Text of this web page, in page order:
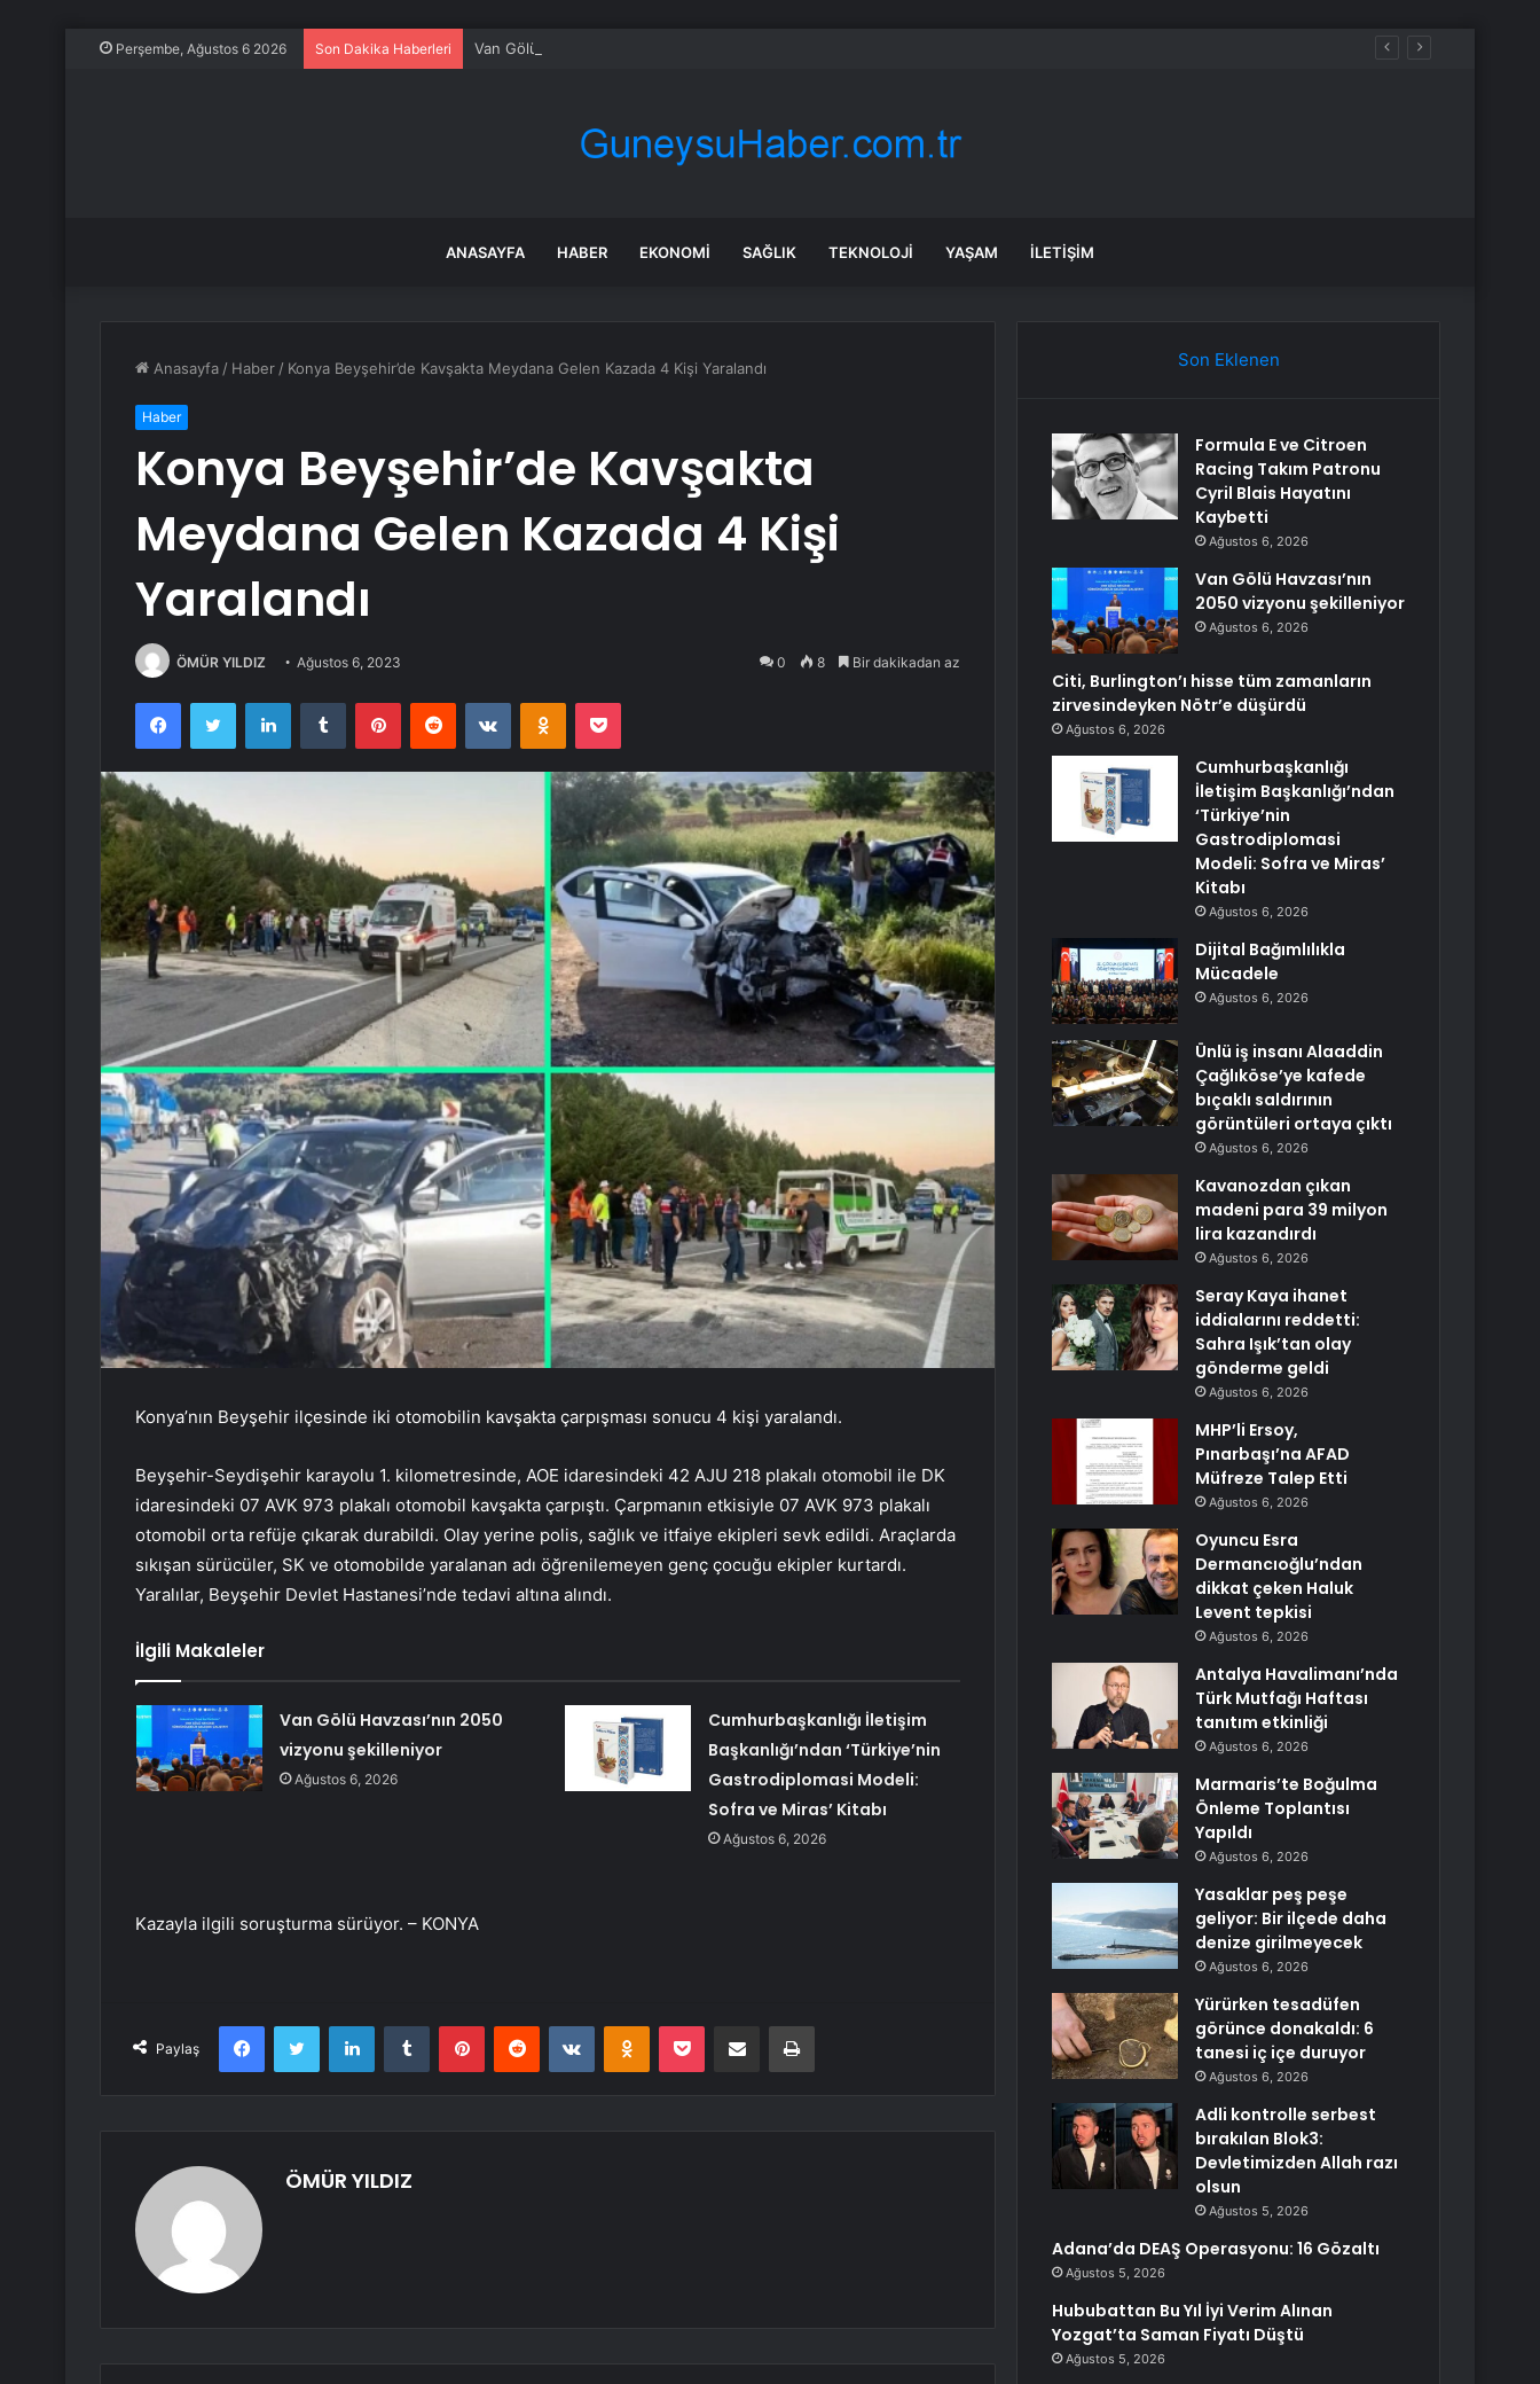
Perşembe, Ağustos 6 2026 Son Dakika Haberleri Van Gölü Havzası’nın 2050 vizyonu şekilleniyor
ANASAYFA HABER EKONOMI SAĞLIK TEKNOLOJI YAŞAM İLETIŞIM
Anasayfa / Haber / Konya Beyşehir’de Kavşakta Meydana Gelen Kazada 4 Kişi Yaralandı
Haber
Konya Beyşehir’de Kavşakta
Meydana Gelen Kazada 4 Kişi
Yaralandı
ÖMÜR YILDIZ Ağustos 6, 2023 0 8 Bir dakikadan az
FacebookTwitter LinkedInTumblr PinterestReddit VKontakteOdnoklassniki
Pocket
Konya’nın Beyşehir ilçesinde iki otomobilin kavşakta çarpışması sonucu 4 kişi yaralandı.
Beyşehir-Seydişehir karayolu 1. kilometresinde, AOE idaresindeki 42 AJU 218 plakalı otomobil ile DK
idaresindeki 07 AVK 973 plakalı otomobil kavşakta çarpıştı. Çarpmanın etkisiyle 07 AVK 973 plakalı
otomobil orta refüje çıkarak durabildi. Olay yerine polis, sağlık ve itfaiye ekipleri sevk edildi. Araçlarda
sıkışan sürücüler, SK ve otomobilde yaralanan adı öğrenilemeyen genç çocuğu ekipler kurtardı.
Yaralılar, Beyşehir Devlet Hastanesi’nde tedavi altına alındı.
İlgili Makaleler
Van Gölü Havzası’nın 2050
vizyonu şekilleniyor
Ağustos 6, 2026
Cumhurbaşkanlığı İletişim
Başkanlığı’ndan ‘Türkiye’nin
Gastrodiplomasi Modeli:
Sofra ve Miras’ Kitabı
Ağustos 6, 2026
Kazayla ilgili soruşturma sürüyor. – KONYA
Paylaş
FacebookTwitter LinkedInTumblr PinterestReddit VKontakteOdnoklassniki
Pocket E-Posta ile paylaş Yazdır
ÖMÜR YILDIZ
Son Eklenen
Formula E ve Citroen
Racing Takım Patronu
Cyril Blais Hayatını
Kaybetti
Ağustos 6, 2026
Van Gölü Havzası’nın
2050 vizyonu şekilleniyor
Ağustos 6, 2026
Citi, Burlington’ı hisse tüm zamanların
zirvesindeyken Nötr’e düşürdü
Ağustos 6, 2026
Cumhurbaşkanlığı
İletişim Başkanlığı’ndan
‘Türkiye’nin
Gastrodiplomasi
Modeli: Sofra ve Miras’
Kitabı
Ağustos 6, 2026
Dijital Bağımlılıkla
Mücadele
Ağustos 6, 2026
Ünlü iş insanı Alaaddin
Çağlıköse’ye kafede
bıçaklı saldırının
görüntüleri ortaya çıktı
Ağustos 6, 2026
Kavanozdan çıkan
madeni para 39 milyon
lira kazandırdı
Ağustos 6, 2026
Seray Kaya ihanet
iddialarını reddetti:
Sahra Işık’tan olay
gönderme geldi
Ağustos 6, 2026
MHP’li Ersoy,
Pınarbaşı’na AFAD
Müfreze Talep Etti
Ağustos 6, 2026
Oyuncu Esra
Dermancıoğlu’ndan
dikkat çeken Haluk
Levent tepkisi
Ağustos 6, 2026
Antalya Havalimanı’nda
Türk Mutfağı Haftası
tanıtım etkinliği
Ağustos 6, 2026
Marmaris’te Boğulma
Önleme Toplantısı
Yapıldı
Ağustos 6, 2026
Yasaklar peş peşe
geliyor: Bir ilçede daha
denize girilmeyecek
Ağustos 6, 2026
Yürürken tesadüfen
görünce donakaldı: 6
tanesi iç içe duruyor
Ağustos 6, 2026
Adli kontrolle serbest
bırakılan Blok3:
Devletimizden Allah razı
olsun
Ağustos 5, 2026
Adana’da DEAŞ Operasyonu: 16 Gözaltı
Ağustos 5, 2026
Hububattan Bu Yıl İyi Verim Alınan
Yozgat’ta Saman Fiyatı Düştü
Ağustos 5, 2026